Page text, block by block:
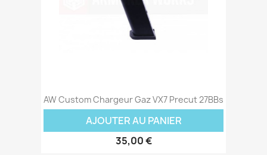
AW Custom Chargeur Gaz VX7 Precut 27BBs
AJOUTER AU PANIER
35,00 €